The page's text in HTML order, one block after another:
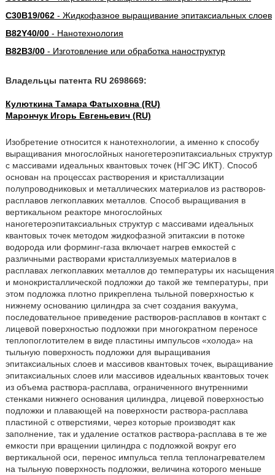
C30B19/062- Жидкофазное выращивание эпитаксиальных слоев
B82Y40/00- Нанотехнология
B82B3/00- Изготовление или обработка наноструктур
Владельцы патента RU 2698669:
Кулюткина Тамара Фатыховна (RU)
Марончук Игорь Евгеньевич (RU)
Изобретение относится к нанотехнологии, а именно к способу
выращивания многослойных наногетероэпитаксиальных структур
с массивами идеальных квантовых точек (НГЭС ИКТ). Способ
основан на процессах растворения и кристаллизации
полупроводниковых и металлических материалов из растворов-
расплавов легкоплавких металлов. Способ выращивания в
вертикальном реакторе многослойных
наногетероэпитаксиальных структур с массивами идеальных
квантовых точек методом жидкофазной эпитаксии в потоке
водорода или форминг-газа включает нагрев емкостей с
различными растворами кристаллизуемых материалов в
расплавах легкоплавких металлов до температуры их насыщения
и монокристаллической подложки до такой же температуры, при
этом подложка плотно прикреплена тыльной поверхностью к
нижнему основанию цилиндра за счет создания вакуума,
последовательное приведение растворов-расплавов в контакт с
лицевой поверхностью подложки при многократном переносе
теплопоглотителем в виде пластины импульсов «холода» на
тыльную поверхность подложки для выращивания
эпитаксиальных слоев и массивов квантовых точек, выращивание
эпитаксиальных слоев или массивов идеальных квантовых точек
из объема раствора-расплава, ограниченного внутренними
стенками нижнего основания цилиндра, лицевой поверхностью
подложки и плавающей на поверхности раствора-расплава
пластиной с отверстиями, через которые производят как
заполнение, так и удаление остатков раствора-расплава в те же
емкости при вращении цилиндра с подложкой вокруг его
вертикальной оси, перенос импульса тепла теплонагревателем
на тыльную поверхность подложки, величина которого меньше